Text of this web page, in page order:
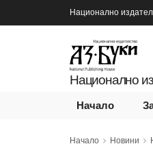
Национално
Национално
Начало
Начало Новини